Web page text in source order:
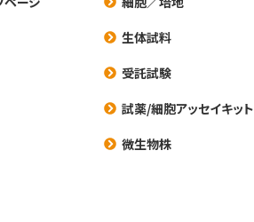
生体試料
受託試験
試薬/細胞アッセイキット
微生物株